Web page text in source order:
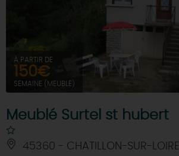
À PARTIR DE
150€
SEMAINE (MEUBLÉ)
Meublé Surtel st hubert
45360 - CHATILLON-SUR-LOIRE